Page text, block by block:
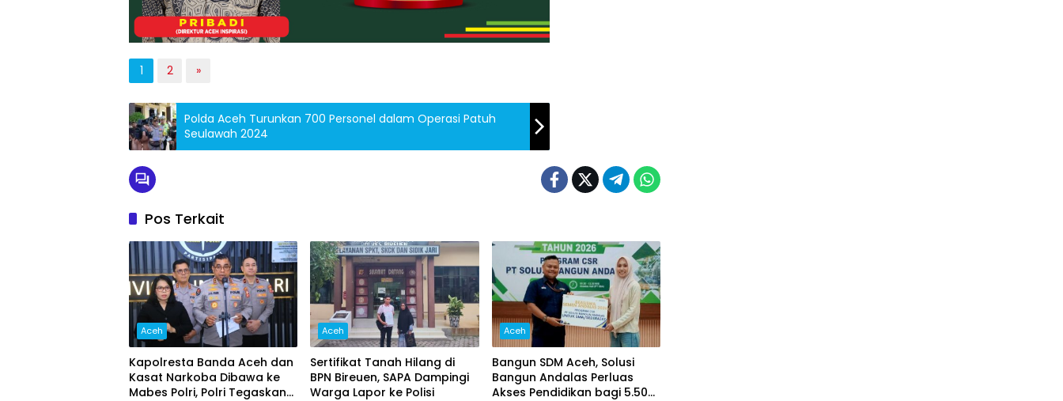
1 2 »
Polda Aceh Turunkan 700 Personel dalam Operasi Patuh
Seulawah 2024
Pos Terkait
Aceh
Kapolresta Banda Aceh dan
Kasat Narkoba Dibawa ke
Mabes Polri, Polri Tegaskan
Aceh
Sertifikat Tanah Hilang di
BPN Bireuen, SAPA Dampingi
Warga Lapor ke Polisi
Aceh
Bangun SDM Aceh, Solusi
Bangun Andalas Perluas
Akses Pendidikan bagi 5.500